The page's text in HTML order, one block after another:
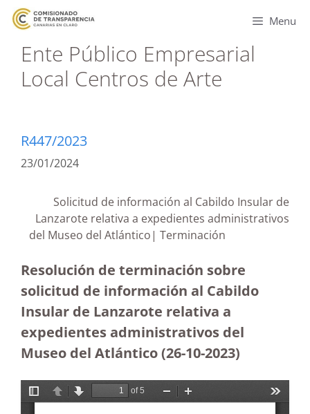
Menu
Ente Público Empresarial
Local Centros de Arte
R447/2023
23/01/2024
Solicitud de información al Cabildo Insular de
Lanzarote relativa a expedientes administrativos
del Museo del Atlántico| Terminación
Resolución de terminación sobre
solicitud de información al Cabildo
Insular de Lanzarote relativa a
expedientes administrativos del
Museo del Atlántico (26-10-2023)